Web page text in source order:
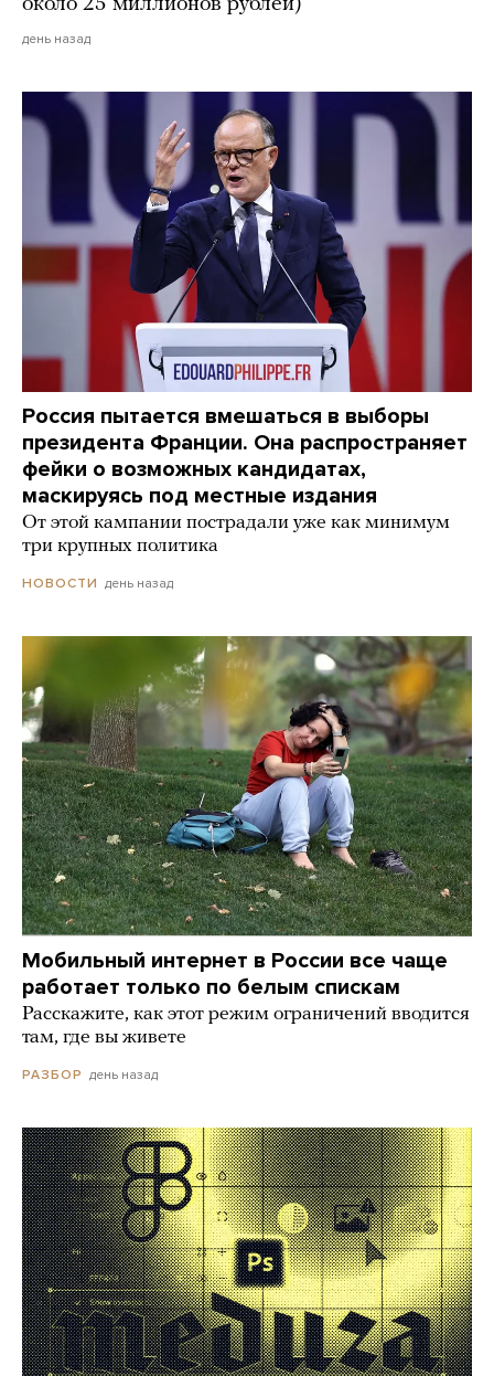
около 25 миллионов рублей)
день назад
Россия пытается вмешаться в выборы
президента Франции. Она распространяет
фейки о возможных кандидатах,
маскируясь под местные издания
От этой кампании пострадали уже как минимум
три крупных политика
НОВОСТИ день назад
Мобильный интернет в России все чаще
работает только по белым спискам
Расскажите, как этот режим ограничений вводится
там, где вы живете
РАЗБОР день назад